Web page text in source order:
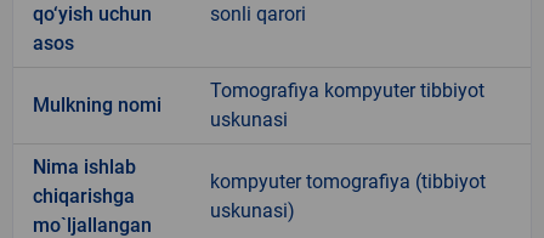
qo‘yish uchun
asos
sonli qarori
Mulkning nomi
Tomografiya kompyuter tibbiyot
uskunasi
Nima ishlab
chiqarishga
mo`ljallangan
kompyuter tomografiya (tibbiyot
uskunasi)